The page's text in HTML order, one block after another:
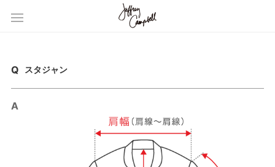
スタジャン